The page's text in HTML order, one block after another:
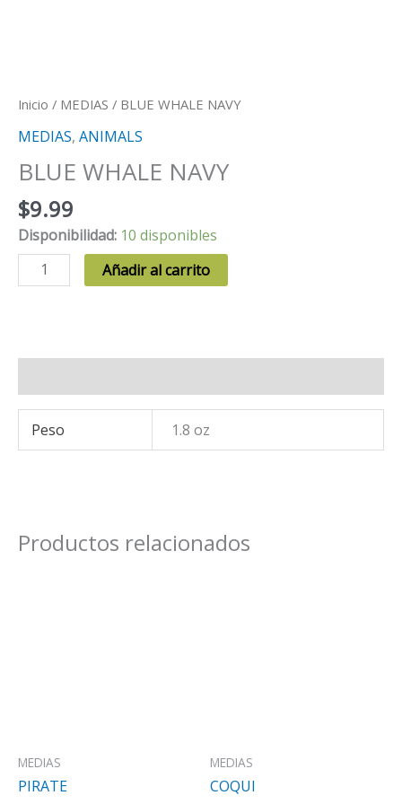
Inicio / MEDIAS / BLUE WHALE NAVY
MEDIAS, ANIMALS
BLUE WHALE NAVY
$9.99
Disponibilidad: 10 disponibles
BLUE
WHALE
Añadir al carrito
Peso 1.8 oz
Productos relacionados
MEDIAS
PIRATE
MEDIAS
COQUI